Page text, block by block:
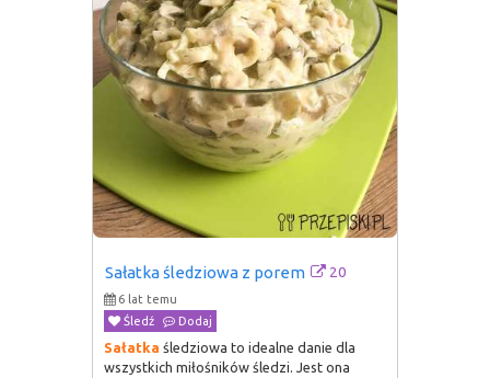
Sałatka śledziowa z porem 20
6 lat temu
Śledź
Dodaj
Sałatka śledziowa to idealne danie dla
wszystkich miłośników śledzi. Jest ona